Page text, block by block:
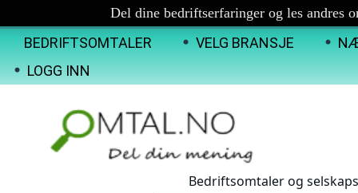
Del dine bedriftserfaringer og les andres
BEDRIFTSOMTALER VELG BRANSJE
LOGG INN
Bedriftsomtaler og